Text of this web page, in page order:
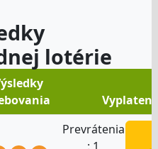
lotérie
Prevrátenia